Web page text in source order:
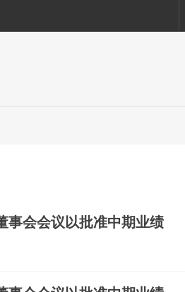
事会会议以批准中期业绩